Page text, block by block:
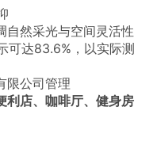
自然采光与空间灵活性
可达83.6%，以实际测
限公司管理
利店、咖啡厅、健身房